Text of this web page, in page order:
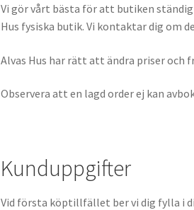
Vi gör vårt bästa för att butiken
Hus fysiska butik. Vi kontaktar dig om
Alvas Hus har rätt att ändra priser
Observera att en lagd order ej kan
Kunduppgifter
Vid första köptillfället ber vi dig fylla i